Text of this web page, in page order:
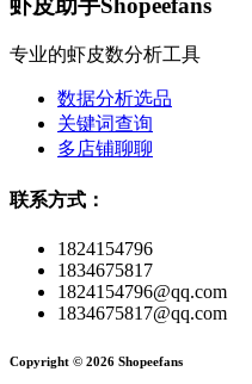
虾皮助手Shopeefans
专业的虾皮数分析工具
数据分析选品
关键词查询
多店铺聊聊
联系方式：
1824154796
1834675817
1824154796@qq.com
1834675817@qq.com
Copyright © 2026 Shopeefans